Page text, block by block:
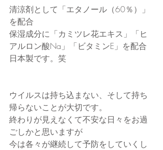
清涼剤として「エタノール（60％）」
を配合
保湿成分に「カミツレ花エキス」「ヒ
アルロン酸Na」「ビタミンE」を配合
日本製です。笑
ウイルスは持ち込まない、そして持ち
帰らないことが大切です。
終わりが見えなくて不安な日々をお過
ごしかと思いますが
今は各々が継続して予防をしていくし